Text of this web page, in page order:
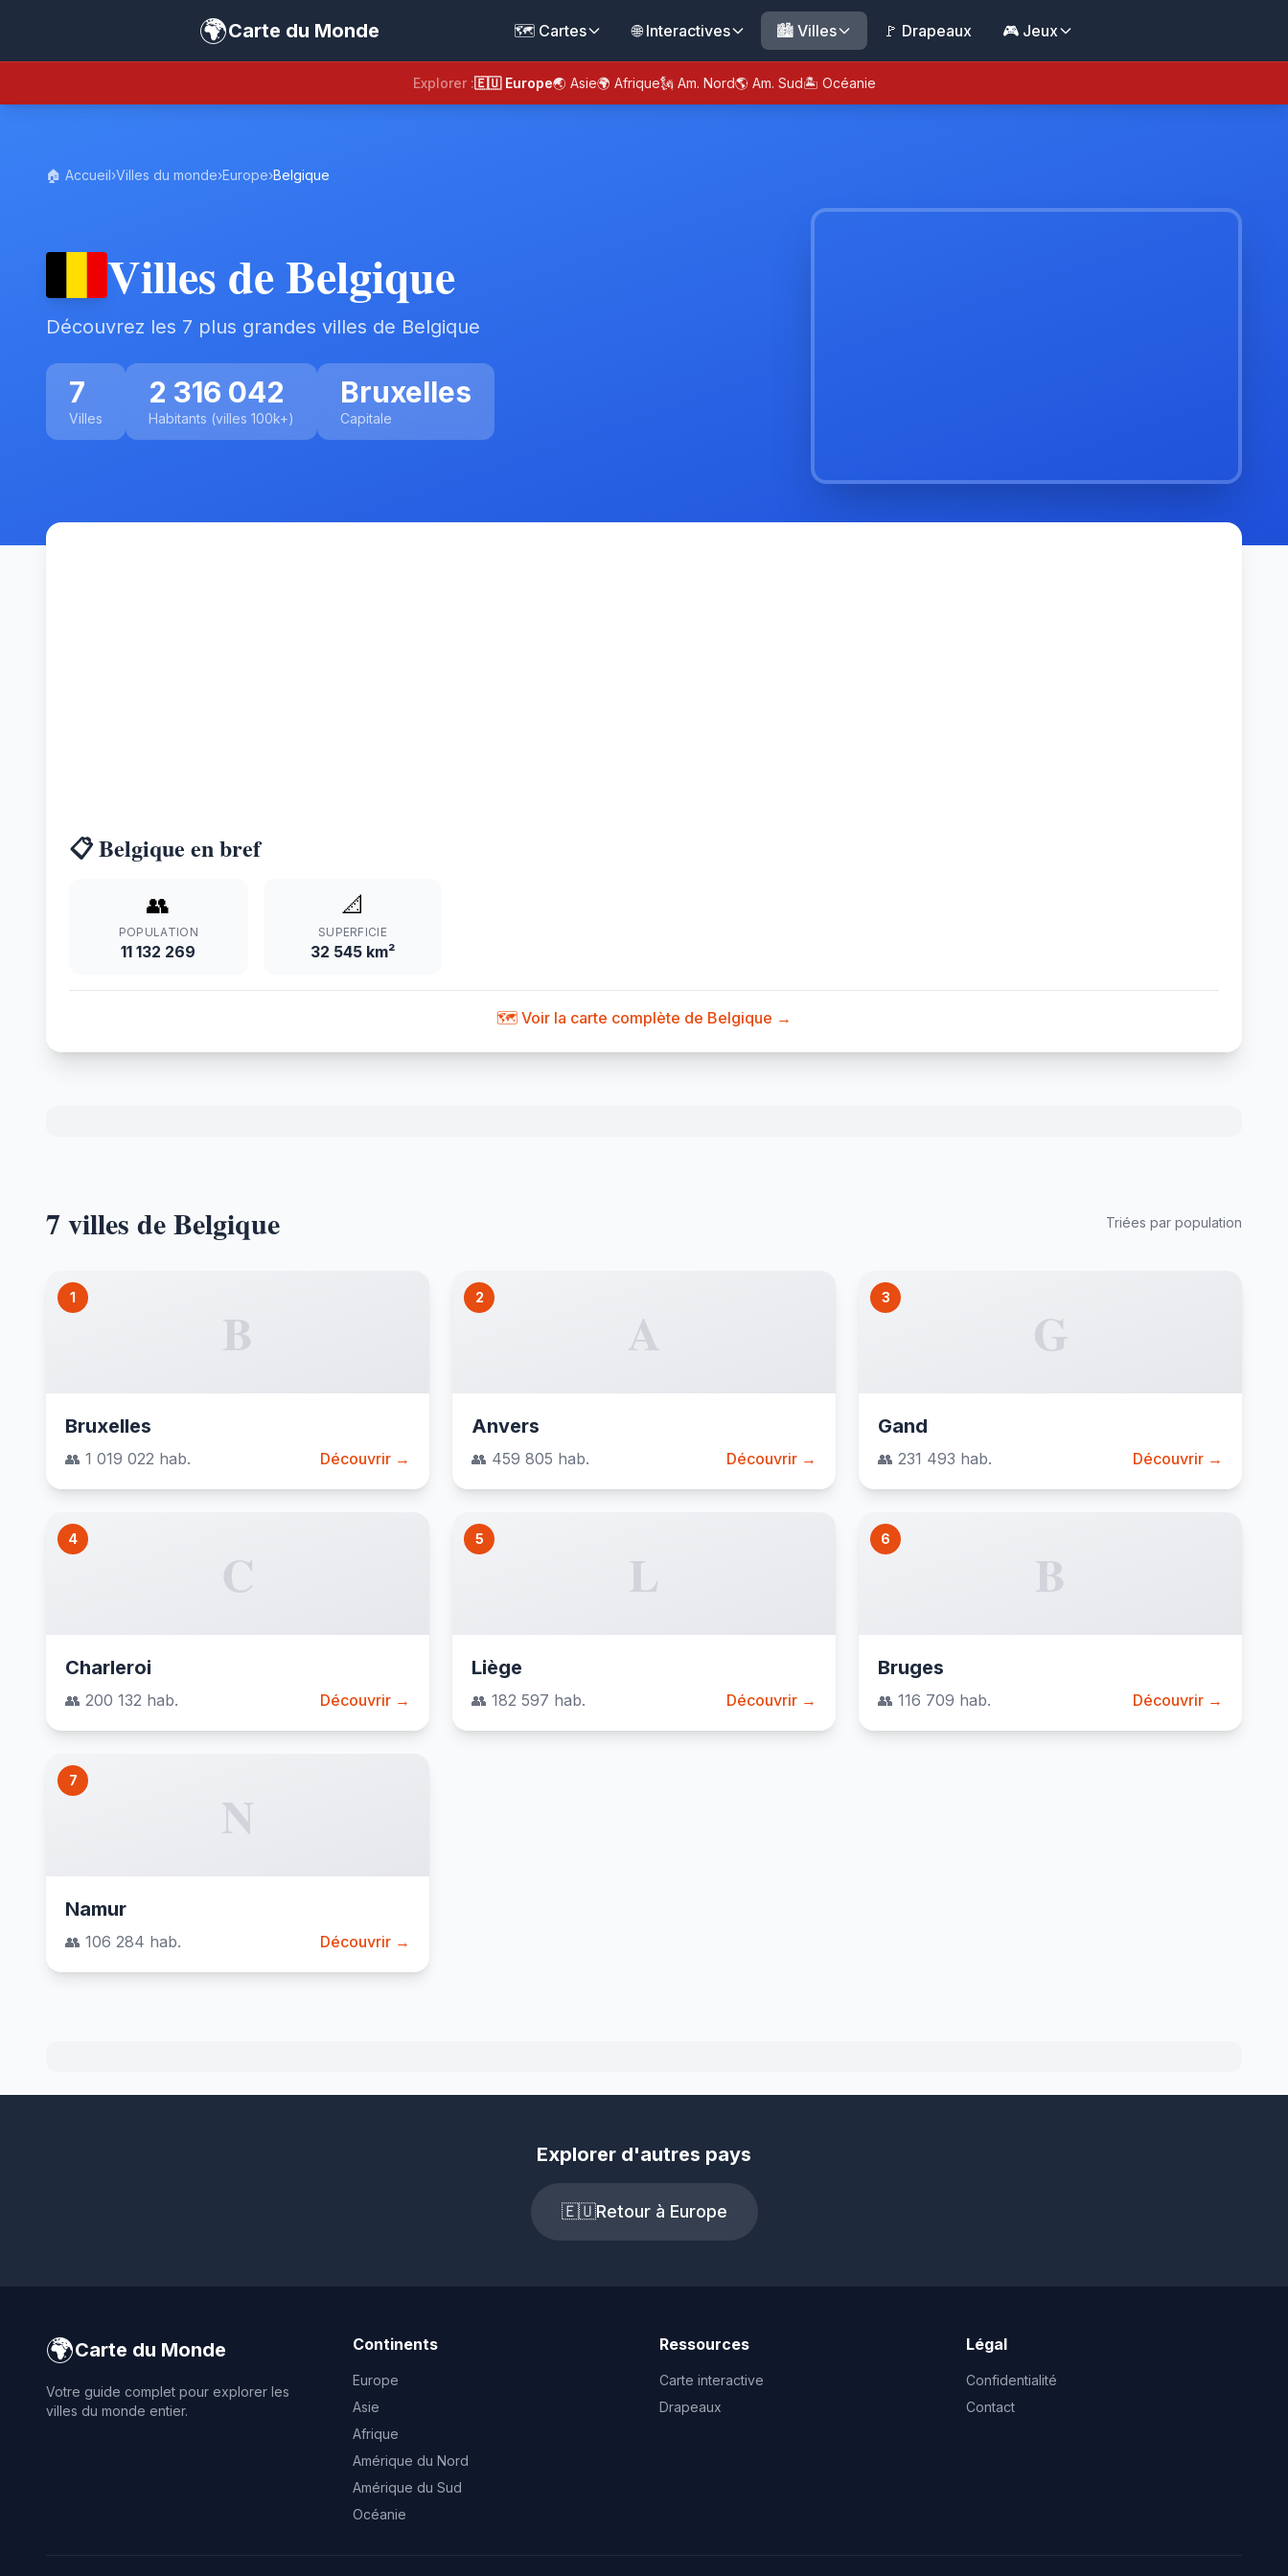
🌍Carte du Monde 🗺️ Cartes 🌐 Interactives 🏙️ Villes 🚩 Drapeaux 🎮 Jeux
Explorer :🇪🇺 Europe🌏 Asie🌍 Afrique🗽 Am. Nord🌎 Am. Sud🏝️ Océanie
🏠 Accueil›Villes du monde›Europe›Belgique
Villes de Belgique
Découvrez les 7 plus grandes villes de Belgique
7
Villes
2 316 042
Habitants (villes 100k+)
Bruxelles
Capitale
📋 Belgique en bref
👥
POPULATION
11 132 269
📐
SUPERFICIE
32 545 km²
🗺️ Voir la carte complète de Belgique →
7 villes de Belgique Triées par population
1
B
Bruxelles
👥 1 019 022 hab. Découvrir →
2
A
Anvers
👥 459 805 hab. Découvrir →
3
G
Gand
👥 231 493 hab. Découvrir →
4
C
Charleroi
👥 200 132 hab. Découvrir →
5
L
Liège
👥 182 597 hab. Découvrir →
6
B
Bruges
👥 116 709 hab. Découvrir →
7
N
Namur
👥 106 284 hab. Découvrir →
Explorer d'autres pays
🇪🇺Retour à Europe
🌍Carte du Monde
Votre guide complet pour explorer les
villes du monde entier.
Continents
Europe
Asie
Afrique
Amérique du Nord
Amérique du Sud
Océanie
Ressources
Carte interactive
Drapeaux
Légal
Confidentialité
Contact